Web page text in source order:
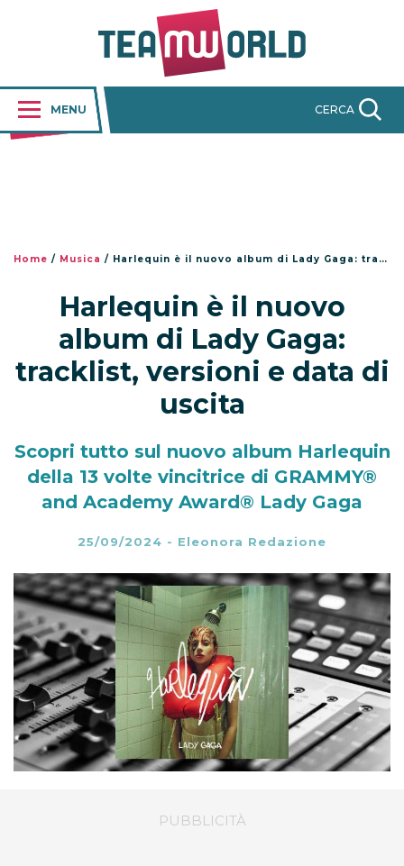
MENU CERCA
Home / Musica / Harlequin è il nuovo album di Lady Gaga: tracklist, versioni e data di uscita
Harlequin è il nuovo
album di Lady Gaga:
tracklist, versioni e data di
uscita
Scopri tutto sul nuovo album Harlequin
della 13 volte vincitrice di GRAMMY®
and Academy Award® Lady Gaga
25/09/2024 - Eleonora Redazione